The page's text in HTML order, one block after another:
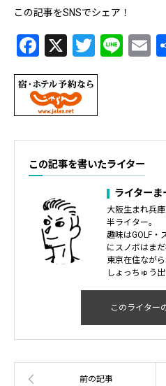
この記事をSNSでシェア！
Facebook
X Twitter
Line
この記事を書いたライター
ライターま
大阪生まれ兵
半ライター。
趣味はGOLF・
にスノボはまだ
東京在住なが
しょっちゅう出
このライター